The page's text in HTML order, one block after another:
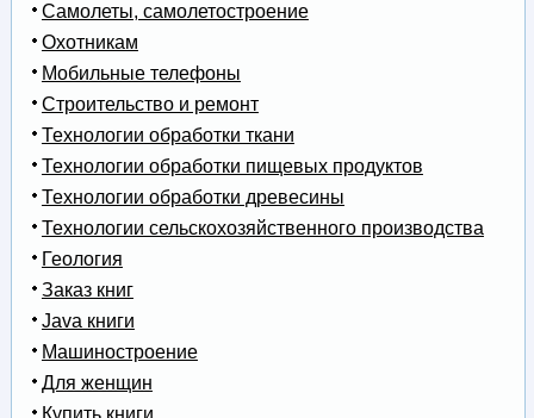
Самолеты, самолетостроение
Охотникам
Мобильные телефоны
Строительство и ремонт
Технологии обработки ткани
Технологии обработки пищевых продуктов
Технологии обработки древесины
Технологии сельскохозяйственного производства
Геология
Заказ книг
Java книги
Машиностроение
Для женщин